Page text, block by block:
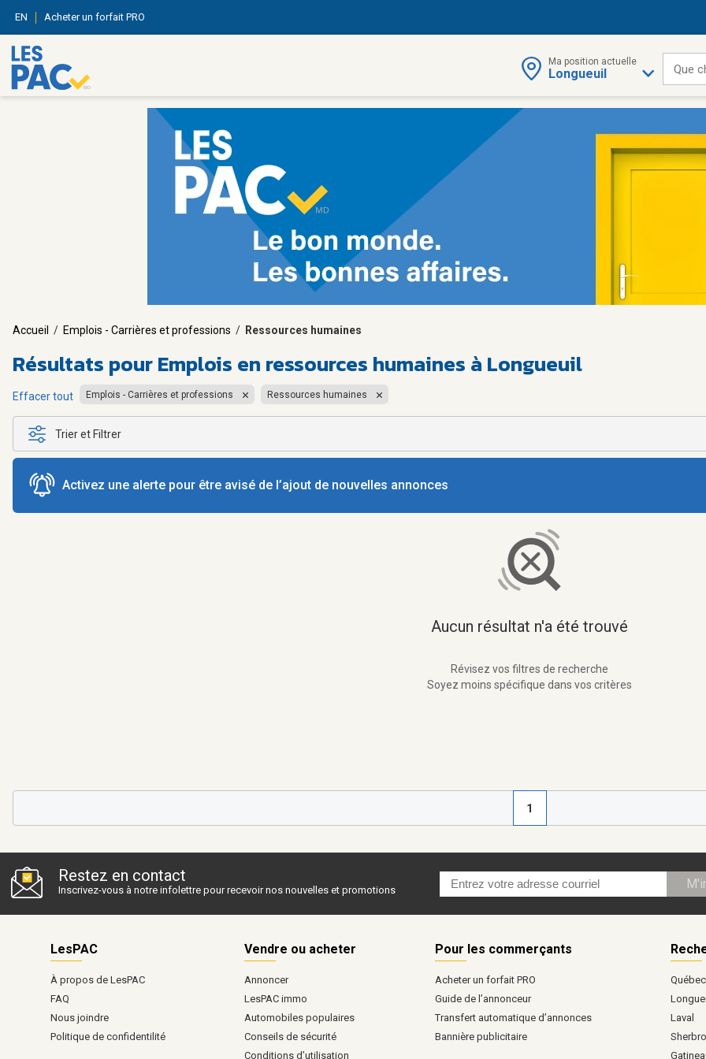
EN Acheter un forfait PRO
Ma position actuelle
Longueuil Que
Accueil / Emplois - Carrières et professions / Ressources humaines
Résultats pourEmplois en ressources humaines à Longueuil
Effacer tout Emplois - Carrières et professions Ressources humaines
Trier et Filtrer
Activez une alerte pour être avisé de l’ajout de nouvelles annonces
Aucun résultat n'a été trouvé
Révisez vos filtres de recherche
Soyez moins spécifique dans vos critères
1
Restez en contact
Inscrivez-vous à notre infolettre pour recevoir nos nouvelles et promotions
LesPAC
À propos de LesPAC
FAQ
Nous joindre
Politique de confidentilité
Vendre ou acheter
Annoncer
LesPAC immo
Automobiles populaires
Conseils de sécurité
Conditions d’utilisation
Pour les commerçants
Acheter un forfait PRO
Guide de l’annonceur
Transfert automatique d’annonces
Bannière publicitaire
Québec
Laval